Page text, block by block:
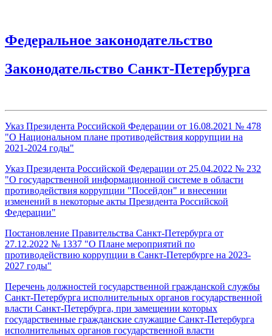
Федеральное законодательство
Законодательство Санкт‑Петербурга
Указ Президента Российской Федерации от 16.08.2021 № 478
"О Национальном плане противодействия коррупции на
2021-2024 годы"
Указ Президента Российской Федерации от 25.04.2022 № 232
"О государственной информационной системе в области
противодействия коррупции "Посейдон" и внесении
изменений в некоторые акты Президента Российской
Федерации"
Постановление Правительства Санкт‑Петербурга от
27.12.2022 № 1337 "О Плане мероприятий по
противодействию коррупции в Санкт‑Петербурге на 2023-
2027 годы"
Перечень должностей государственной гражданской службы
Санкт‑Петербурга исполнительных органов государственной
власти Санкт‑Петербурга, при замещении которых
государственные гражданские служащие Санкт‑Петербурга
исполнительных органов государственной власти